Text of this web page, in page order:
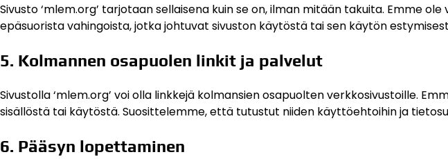
Sivusto ‘mlem.org’ tarjotaan sellaisena kuin se on, ilman mitään takuita. Emme
epäsuorista vahingoista, jotka johtuvat sivuston käytöstä tai sen käytön
5. Kolmannen osapuolen linkit ja palvelut
Sivustolla ‘mlem.org’ voi olla linkkejä kolmansien osapuolten verkkosivustoille.
sisällöstä tai käytöstä. Suosittelemme, että tutustut niiden käyttöehtoihin ja
6. Pääsyn lopettaminen